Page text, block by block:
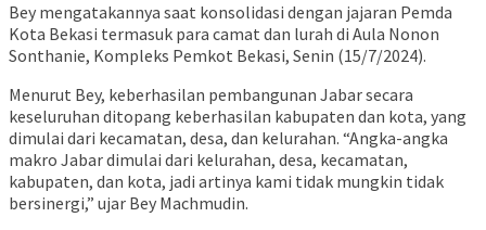
Bey mengatakannya saat konsolidasi dengan jajaran Pemda
Kota Bekasi termasuk para camat dan lurah di Aula Nonon
Sonthanie, Kompleks Pemkot Bekasi, Senin (15/7/2024).
Menurut Bey, keberhasilan pembangunan Jabar secara
keseluruhan ditopang keberhasilan kabupaten dan kota, yang
dimulai dari kecamatan, desa, dan kelurahan. “Angka-angka
makro Jabar dimulai dari kelurahan, desa, kecamatan,
kabupaten, dan kota, jadi artinya kami tidak mungkin tidak
bersinergi,” ujar Bey Machmudin.